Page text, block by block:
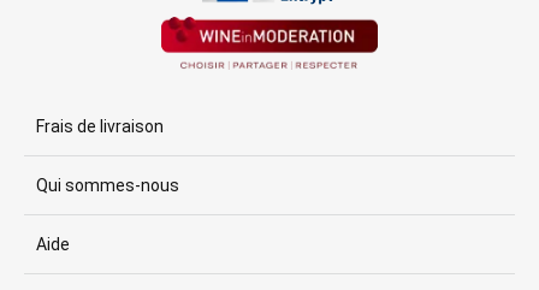
Frais de livraison
Qui sommes-nous
Aide